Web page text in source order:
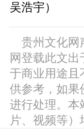
吴浩宇）
贵州文化网
网登载此文
于商业用途且
供参考，如果
进行处理。本
片、视频等